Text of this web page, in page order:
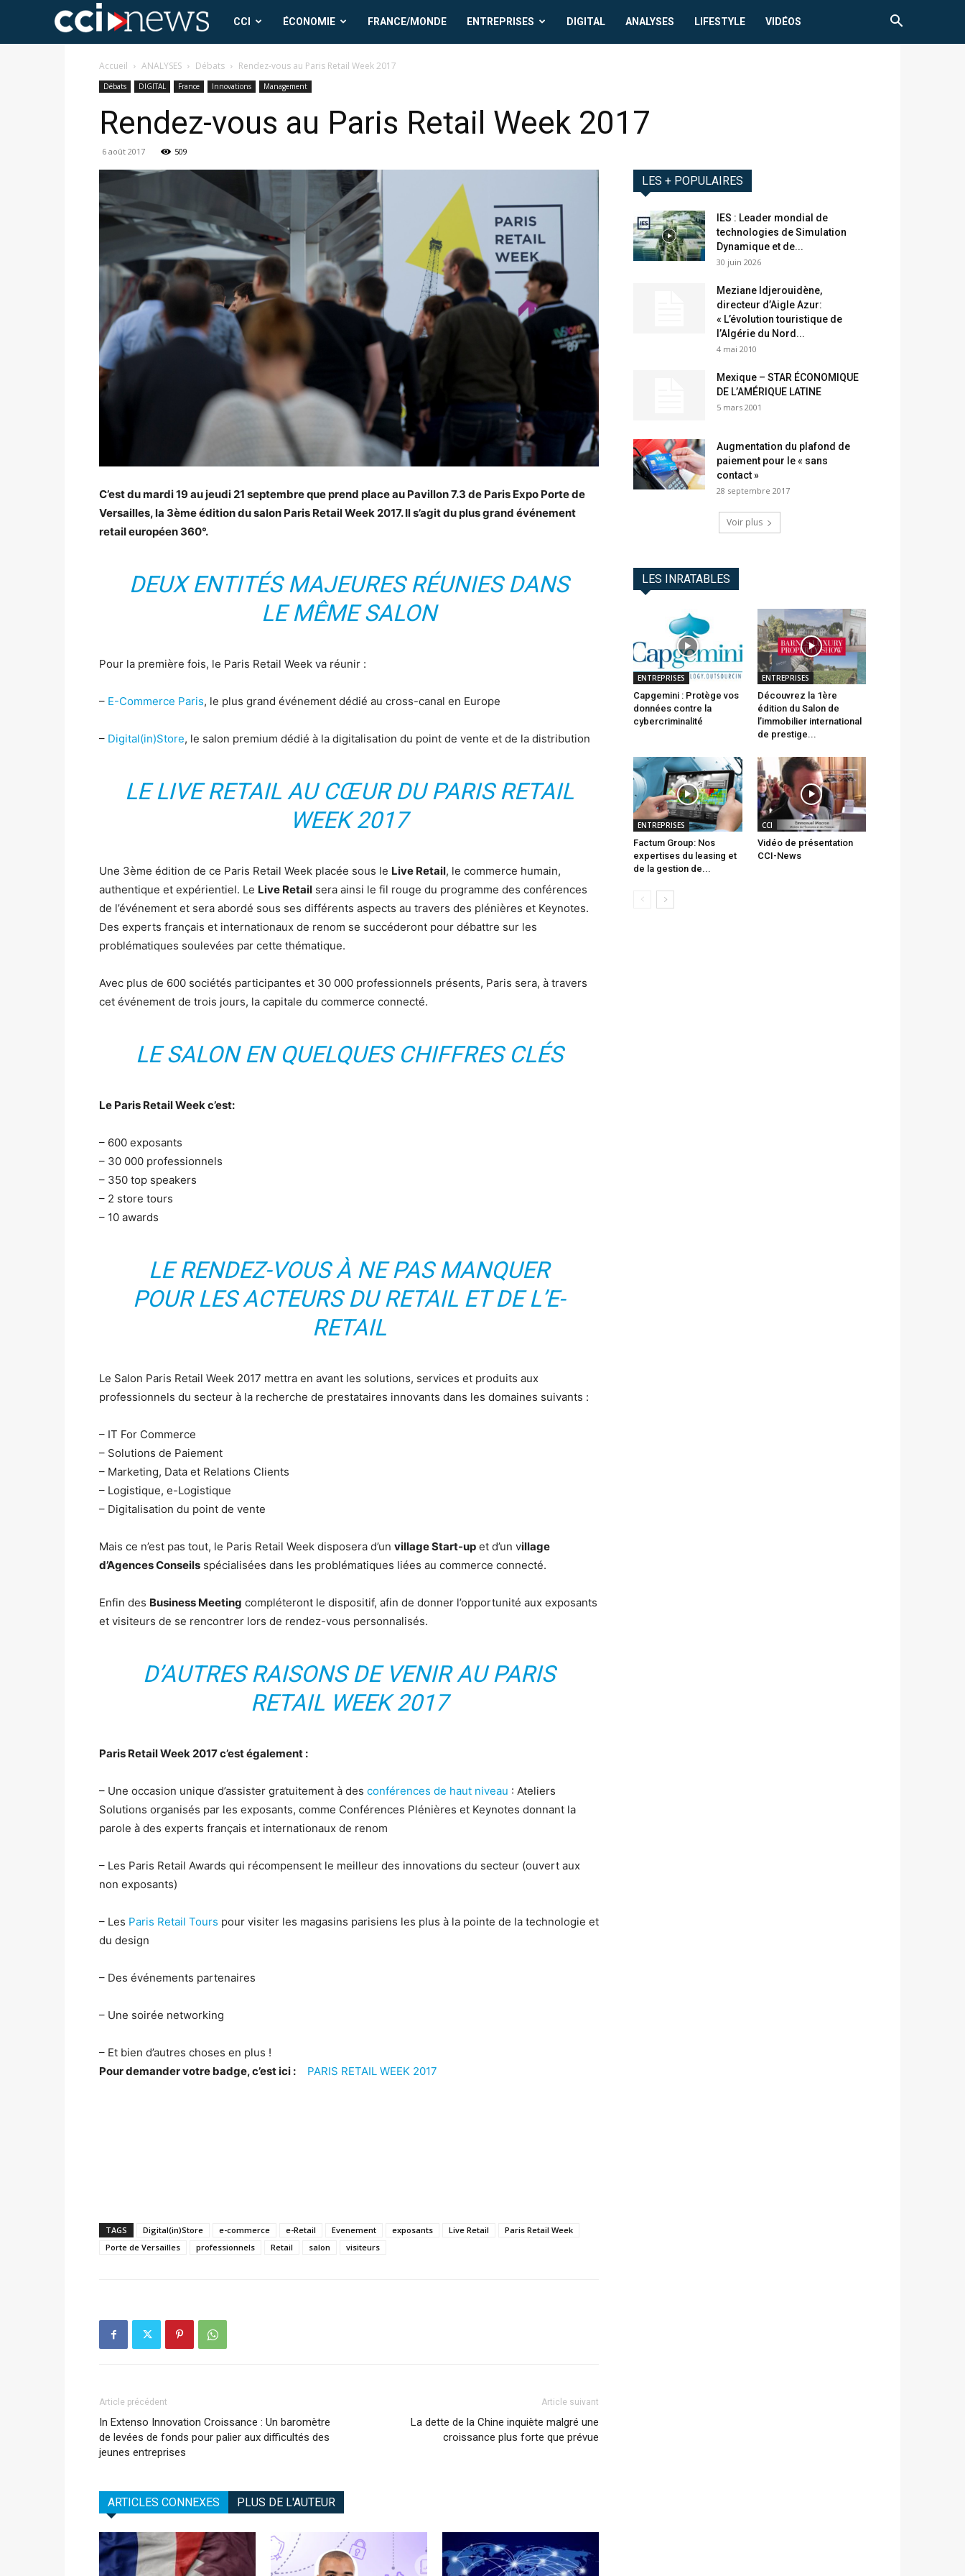
CCI
News
CCI ÉCONOMIE FRANCE/MONDE ENTREPRISES DIGITAL ANALYSES LIFESTYLE VIDÉOS
Accueil ANALYSES Débats Rendez-vous au Paris Retail Week 2017
Débats DIGITAL France Innovations Management
Rendez-vous au Paris Retail Week 2017
6 août 2017 509
C’est du mardi 19 au jeudi 21 septembre que prend place au Pavillon 7.3 de Paris Expo Porte de
Versailles, la 3ème édition du salon Paris Retail Week 2017. Il s’agit du plus grand événement
retail européen 360°.
DEUX ENTITÉS MAJEURES RÉUNIES DANS
LE MÊME SALON
Pour la première fois, le Paris Retail Week va réunir :
– E-Commerce Paris, le plus grand événement dédié au cross-canal en Europe
– Digital(in)Store, le salon premium dédié à la digitalisation du point de vente et de la distribution
LE LIVE RETAIL AU CŒUR DU PARIS RETAIL
WEEK 2017
Une 3ème édition de ce Paris Retail Week placée sous le Live Retail, le commerce humain,
authentique et expérientiel. Le Live Retail sera ainsi le fil rouge du programme des conférences
de l’événement et sera abordé sous ses différents aspects au travers des plénières et Keynotes.
Des experts français et internationaux de renom se succéderont pour débattre sur les
problématiques soulevées par cette thématique.
Avec plus de 600 sociétés participantes et 30 000 professionnels présents, Paris sera, à travers
cet événement de trois jours, la capitale du commerce connecté.
LE SALON EN QUELQUES CHIFFRES CLÉS
Le Paris Retail Week c’est:
– 600 exposants
– 30 000 professionnels
– 350 top speakers
– 2 store tours
– 10 awards
LE RENDEZ-VOUS À NE PAS MANQUER
POUR LES ACTEURS DU RETAIL ET DE L’E-
RETAIL
Le Salon Paris Retail Week 2017 mettra en avant les solutions, services et produits aux
professionnels du secteur à la recherche de prestataires innovants dans les domaines suivants :
– IT For Commerce
– Solutions de Paiement
– Marketing, Data et Relations Clients
– Logistique, e-Logistique
– Digitalisation du point de vente
Mais ce n’est pas tout, le Paris Retail Week disposera d’un village Start-up et d’un village
d’Agences Conseils spécialisées dans les problématiques liées au commerce connecté.
Enfin des Business Meeting compléteront le dispositif, afin de donner l’opportunité aux exposants
et visiteurs de se rencontrer lors de rendez-vous personnalisés.
D’AUTRES RAISONS DE VENIR AU PARIS
RETAIL WEEK 2017
Paris Retail Week 2017 c’est également :
– Une occasion unique d’assister gratuitement à des conférences de haut niveau : Ateliers
Solutions organisés par les exposants, comme Conférences Plénières et Keynotes donnant la
parole à des experts français et internationaux de renom
– Les Paris Retail Awards qui récompensent le meilleur des innovations du secteur (ouvert aux
non exposants)
– Les Paris Retail Tours pour visiter les magasins parisiens les plus à la pointe de la technologie et
du design
– Des événements partenaires
– Une soirée networking
– Et bien d’autres choses en plus !
Pour demander votre badge, c’est ici :
PARIS RETAIL WEEK 2017
TAGS Digital(in)Store e-commerce e-Retail Evenement exposants Live Retail
Paris Retail Week
Porte de Versailles
professionnels Retail salon visiteurs
Article précédent
In Extenso Innovation Croissance : Un baromètre
de levées de fonds pour palier aux difficultés des
jeunes entreprises
Article suivant
La dette de la Chine inquiète malgré une
croissance plus forte que prévue
ARTICLES CONNEXES PLUS DE L'AUTEUR
LES + POPULAIRES
IES : Leader mondial de
technologies de Simulation
Dynamique et de...
30 juin 2026
Meziane Idjerouidène,
directeur d’Aigle Azur:
« L’évolution touristique de
l’Algérie du Nord...
4 mai 2010
Mexique – STAR ÉCONOMIQUE
DE L’AMÉRIQUE LATINE
5 mars 2001
Augmentation du plafond de
paiement pour le « sans
contact »
28 septembre 2017
Voir plus
LES INRATABLES
ENTREPRISES
Capgemini : Protège vos
données contre la
cybercriminalité
ENTREPRISES
Découvrez la 1ère
édition du Salon de
l’immobilier international
de prestige...
ENTREPRISES
Factum Group: Nos
expertises du leasing et
de la gestion de...
CCI
Vidéo de présentation
CCI-News